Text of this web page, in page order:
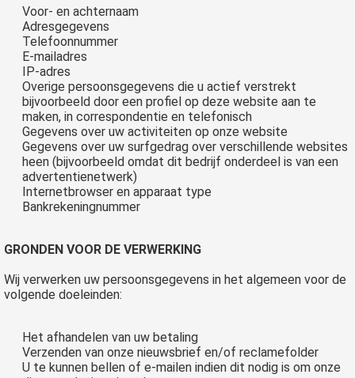
Voor- en achternaam
Adresgegevens
Telefoonnummer
E-mailadres
IP-adres
Overige persoonsgegevens die u actief verstrekt
bijvoorbeeld door een profiel op deze website aan te
maken, in correspondentie en telefonisch
Gegevens over uw activiteiten op onze website
Gegevens over uw surfgedrag over verschillende websites
heen (bijvoorbeeld omdat dit bedrijf onderdeel is van een
advertentienetwerk)
Internetbrowser en apparaat type
Bankrekeningnummer
GRONDEN VOOR DE VERWERKING
Wij verwerken uw persoonsgegevens in het algemeen voor de
volgende doeleinden:
Het afhandelen van uw betaling
Verzenden van onze nieuwsbrief en/of reclamefolder
U te kunnen bellen of e-mailen indien dit nodig is om onze
de
Hierdoor
website-
van